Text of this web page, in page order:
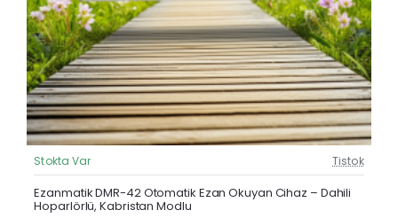
Güncel Fiyat
Yeni Ürün
Stokta Var Tistok
Ezanmatik DMR-42 Otomatik Ezan Okuyan Cihaz – Dahili
Hoparlörlü, Kabristan Modlu